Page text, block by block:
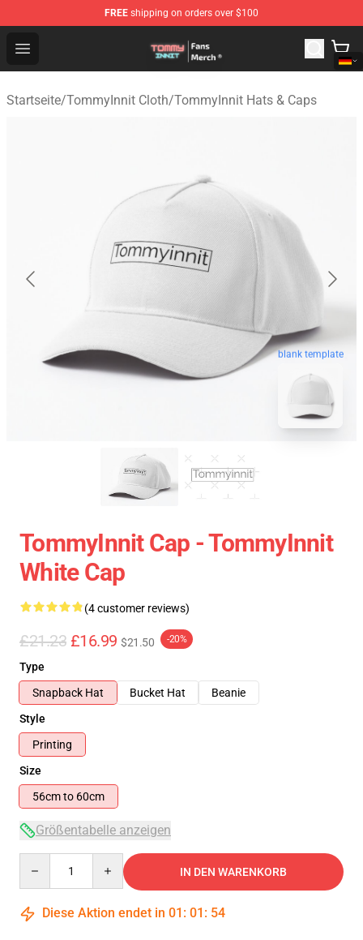
FREE shipping on orders over $100
Open menu
TommyInnit Store - Official TommyInnit Merchandise
Startseite/TommyInnit Cloth/TommyInnit Hats & Caps
blank template
TommyInnit Cap - TommyInnit
White Cap
(4 customer reviews)
£21.23 £16.99 $21.50 -20%
Type
Snapback Hat
Bucket Hat
Beanie
Style
Printing
Size
56cm to 60cm
Größentabelle anzeigen
IN DEN WARENKORB
Diese Aktion endet in 01 : 01 : 53